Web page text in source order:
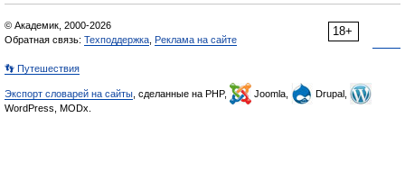
18+
© Академик, 2000-2026
Обратная связь: Техподдержка Реклама на сайте
👣 Путешествия
Экспорт словарей на сайты , сделанные на PHP, Joomla,
Drupal,
WordPress, MODx.